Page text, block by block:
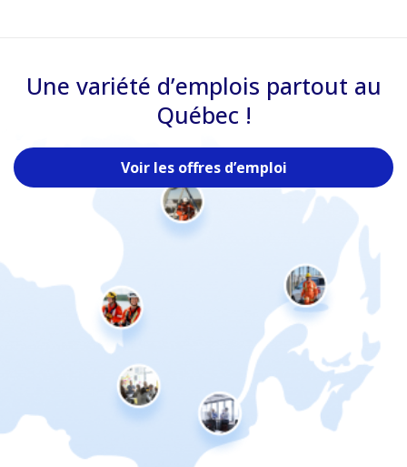
Une variété d’emplois partout au
Québec !
Voir les offres d’emploi